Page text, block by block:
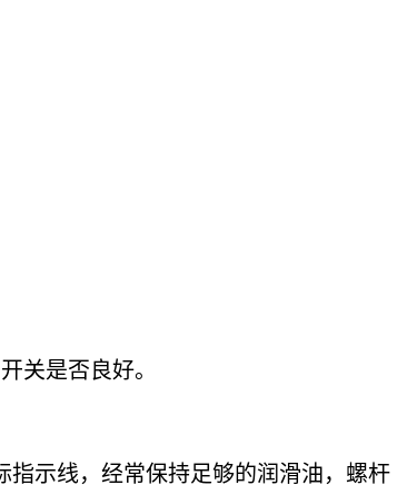
关是否良好。
示线，经常保持足够的润滑油，螺杆